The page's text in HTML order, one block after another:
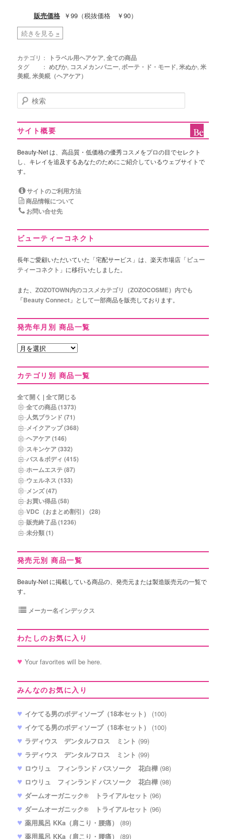
販売価格￥99（税抜価格 ￥90）
続きを見る »
カテゴリ： トラベル用ヘアケア,全ての商品
タグ ： めびか, コスメカンパニー, ボーテ・ド・モード,米ぬか,米
美糀,米美糀（ヘアケア）
検
索
サイト概要
Beauty-Net は、高品質・低価格の優秀コスメをプロの目でセレクト
し、キレイを追及するあなたのためにご紹介しているウェブサイトで
す。
サイトのご利用方法
商品情報について
お問い合せ先
ビューティーコネクト
長年ご愛顧いただいていた「宅配サービス」は、楽天市場店「ビュー
ティーコネクト 」に移行いたしました。
また、ZOZOTOWN内のコスメカテゴリ（ZOZOCOSME）内でも
「Beauty Connect」として一部商品を販売しております。
発売年月別 商品一覧
発
年
月
別
商
品
一
覧
カテゴリ別 商品一覧
全て開く |全て閉じる
全ての商品 (1373)
人気ブランド (71)
メイクアップ (368)
ヘアケア (146)
スキンケア (332)
バス＆ボディ (415)
ホームエステ (87)
ウェルネス (133)
メンズ (47)
お買い得品 (58)
VDC（おまとめ割引） (28)
販売終了品 (1236)
未分類 (1)
発売元別 商品一覧
Beauty-Net に掲載している商品の、発売元または製造販売元の一覧で
す。
メーカー名インデックス
わたしのお気に入り
Your favorites will be here.
みんなのお気に入り
イケてる男のボディソープ（18本セット）
(100)
イケてる男のボディソープ（18本セット）
(100)
ラディウス デンタルフロス ミント (99)
ラディウス デンタルフロス ミント (99)
ロウリュ フィンランド バスソーク 花白樺 (98)
ロウリュ フィンランド バスソーク 花白樺 (98)
ダームオーガニック® トライアルセット (96)
ダームオーガニック® トライアルセット (96)
薬用風呂 KKa（肩こり・腰痛）
(89)
薬用風呂 KKa（肩こり・腰痛）
(89)